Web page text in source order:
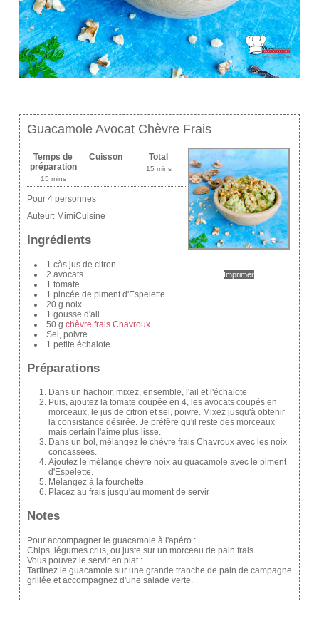
Guacamole Avocat Chèvre Frais
Imprimer
Temps de
préparation
15 mins
Cuisson Total
15 mins
Pour 4 personnes
Auteur: MimiCuisine
Ingrédients
1 càs jus de citron
2 avocats
1 tomate
1 pincée de piment d'Espelette
20 g noix
1 gousse d'ail
50 g chèvre frais Chavroux
Sel, poivre
1 petite échalote
Préparations
Dans un hachoir, mixez, ensemble, l'ail et l'échalote
Puis, ajoutez la tomate coupée en 4, les avocats coupés en
morceaux, le jus de citron et sel, poivre. Mixez jusqu'à obtenir
la consistance désirée. Je préfère qu'il reste des morceaux
mais certain l'aime plus lisse.
Dans un bol, mélangez le chèvre frais Chavroux avec les noix
concassées.
Ajoutez le mélange chèvre noix au guacamole avec le piment
d'Espelette.
Mélangez à la fourchette.
Placez au frais jusqu'au moment de servir
Notes
Pour accompagner le guacamole à l'apéro :
Chips, légumes crus, ou juste sur un morceau de pain frais.
Vous pouvez le servir en plat :
Tartinez le guacamole sur une grande tranche de pain de campagne
grillée et accompagnez d'une salade verte.